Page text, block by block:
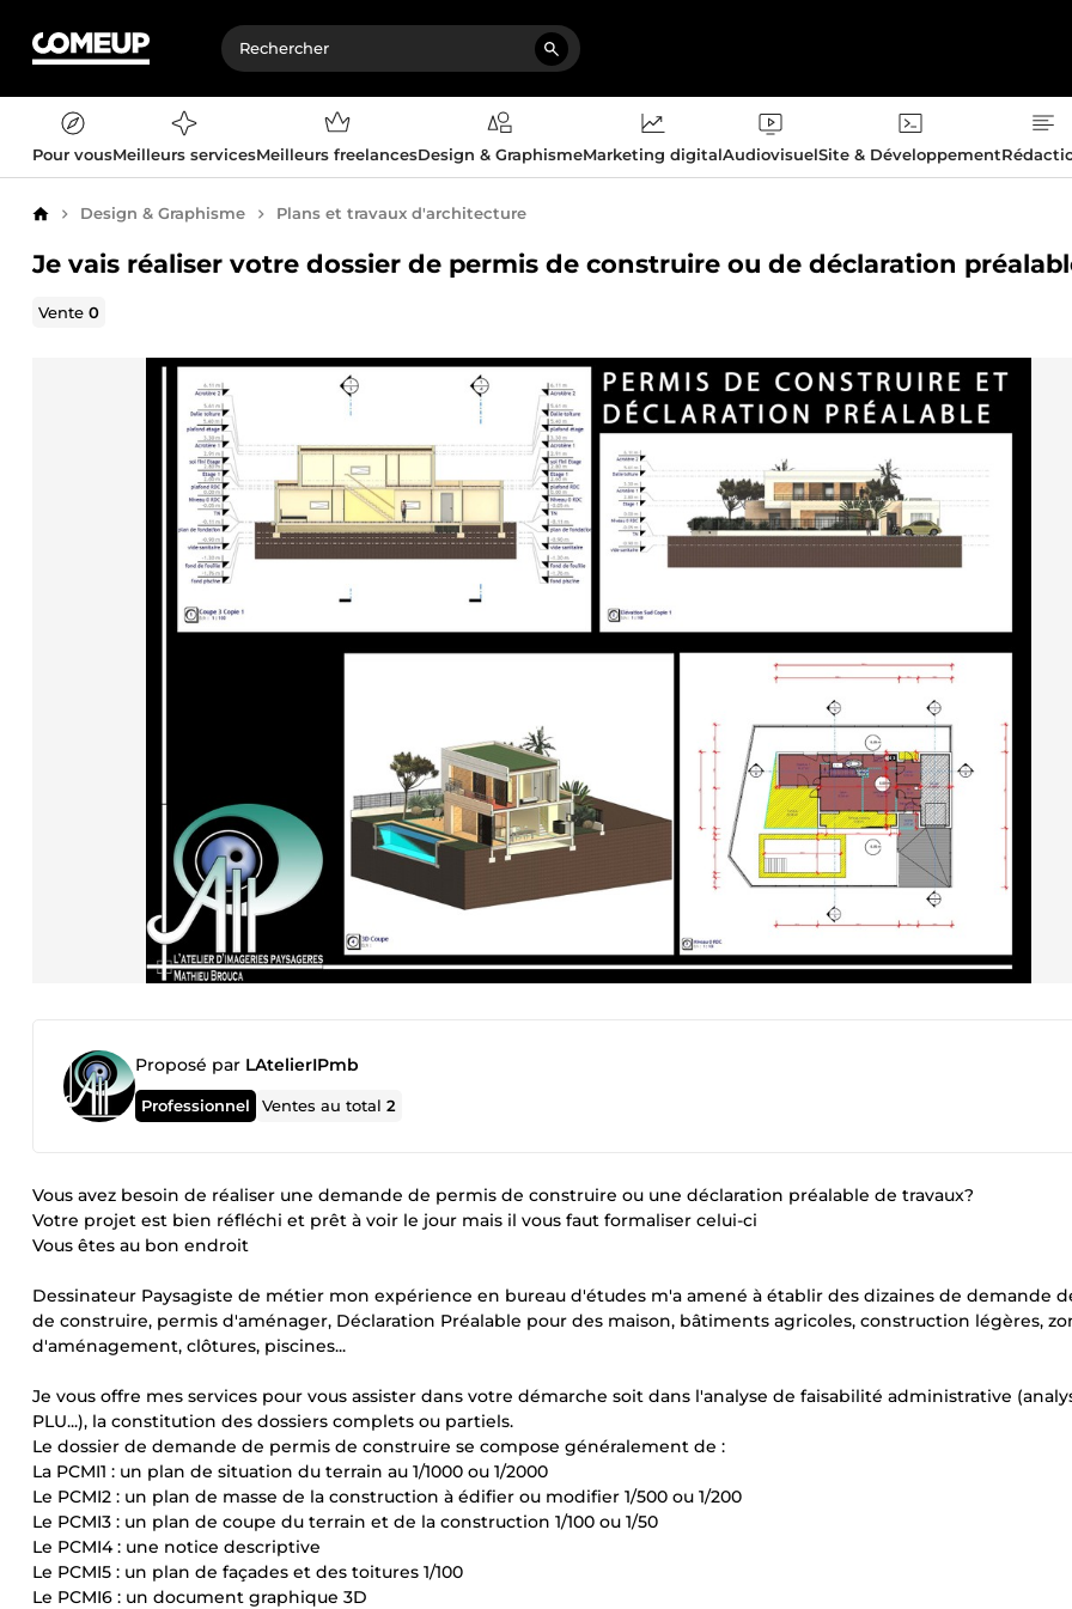
Pour vousMeilleurs servicesMeilleurs freelancesDesign & GraphismeMarketing digitalAudiovisuelSite & Développement
AccueilDesign & Graphisme Plans et travaux d'architecture
Je vais réaliser votre dossier de permis de construire ou de déclaration
Vente0
Proposé par LAtelierIPmb
Professionnel Ventes au total2
Vous avez besoin de réaliser une demande de permis de construire ou une déclaration préalable de travaux?
Votre projet est bien réfléchi et prêt à voir le jour mais il vous faut formaliser celui-ci
Vous êtes au bon endroit
Dessinateur Paysagiste de métier mon expérience en bureau d'études m'a amené à établir des dizaines de demande
de construire, permis d'aménager, Déclaration Préalable pour des maison, bâtiments agricoles, construction légères,
d'aménagement, clôtures, piscines...
Je vous offre mes services pour vous assister dans votre démarche soit dans l'analyse de faisabilité administrative
PLU...), la constitution des dossiers complets ou partiels.
Le dossier de demande de permis de construire se compose généralement de :
La PCMI1 : un plan de situation du terrain au 1/1000 ou 1/2000
Le PCMI2 : un plan de masse de la construction à édifier ou modifier 1/500 ou 1/200
Le PCMI3 : un plan de coupe du terrain et de la construction 1/100 ou 1/50
Le PCMI4 : une notice descriptive
Le PCMI5 : un plan de façades et des toitures 1/100
Le PCMI6 : un document graphique 3D